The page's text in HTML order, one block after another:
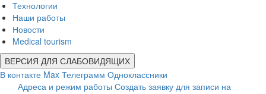
Технологии
Наши работы
Новости
Medical tourism
ВЕРСИЯ ДЛЯ СЛАБОВИДЯЩИХ
В контакте Max Телеграмм Одноклассники
Адреса и режим работы Создать заявку для записи на